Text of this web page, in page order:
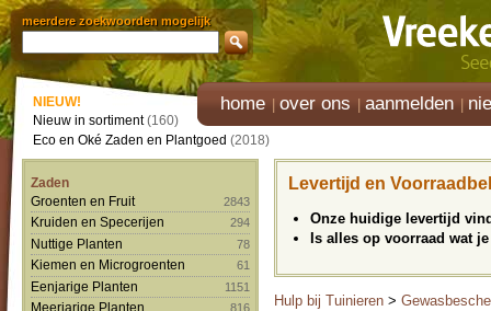
meerdere zoekwoorden mogelijk
home over ons aanmelden
NIEUW!
Nieuw in sortiment(160)
Eco en Oké Zaden en Plantgoed (2018)
Zaden
Groenten en Fruit
2843
Kruiden en Specerijen 294
Nuttige Planten 78
Kiemen en Microgroenten 61
Eenjarige Planten 1151
Meerjarige Planten 816
Levertijd en
Onze huidige levertijd
Is alles op voorraad wat
Hulp bij Tuinieren >